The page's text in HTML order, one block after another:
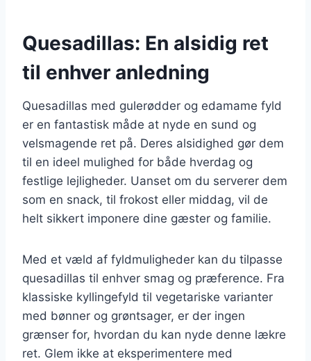
Quesadillas: En alsidig ret
til enhver anledning
Quesadillas med gulerødder og edamame fyld
er en fantastisk måde at nyde en sund og
velsmagende ret på. Deres alsidighed gør dem
til en ideel mulighed for både hverdag og
festlige lejligheder. Uanset om du serverer dem
som en snack, til frokost eller middag, vil de
helt sikkert imponere dine gæster og familie.
Med et væld af fyldmuligheder kan du tilpasse
quesadillas til enhver smag og præference. Fra
klassiske kyllingefyld til vegetariske varianter
med bønner og grøntsager, er der ingen
grænser for, hvordan du kan nyde denne lækre
ret. Glem ikke at eksperimentere med